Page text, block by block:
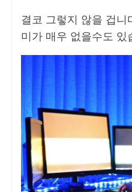
결코 그렇지 않을 겁니
미가 매우 없을수도 있